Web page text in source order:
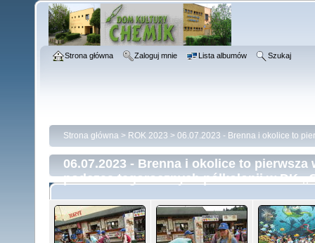
Strona główna Zaloguj mnie Lista albumów Szukaj
Strona główna > ROK 2023 > 06.07.2023 - Brenna i okolice to
06.07.2023 - Brenna i okolice to
podczas tegorocznych półkolonii w DK